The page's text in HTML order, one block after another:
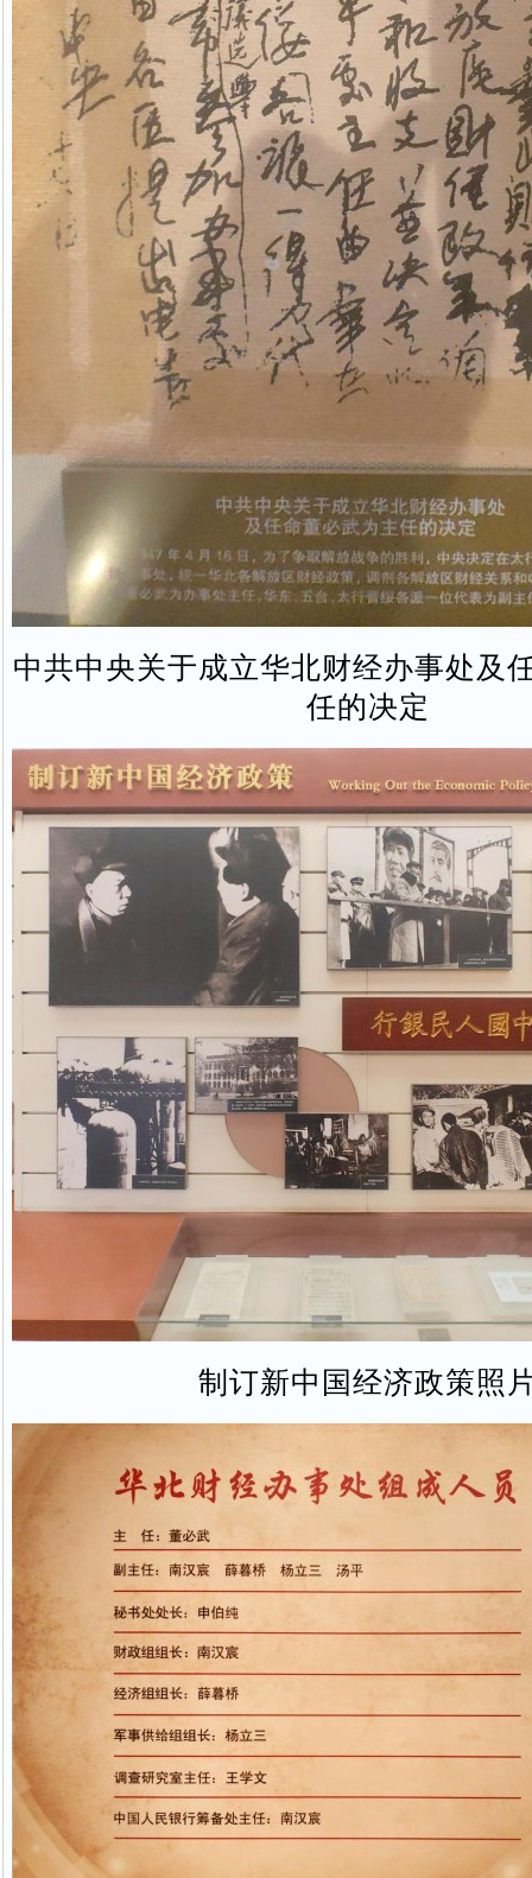
中共中央关于成立华北财经办事处及
任的决定
制订新中国经济政策照